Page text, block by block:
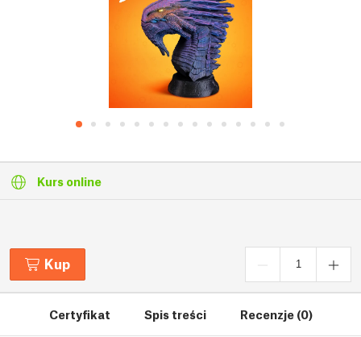
Kurs online
Kup
Certyfikat Spis treści Recenzje (0)